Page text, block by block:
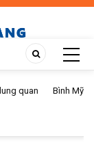
Bình Mỹ tổ chức Hội